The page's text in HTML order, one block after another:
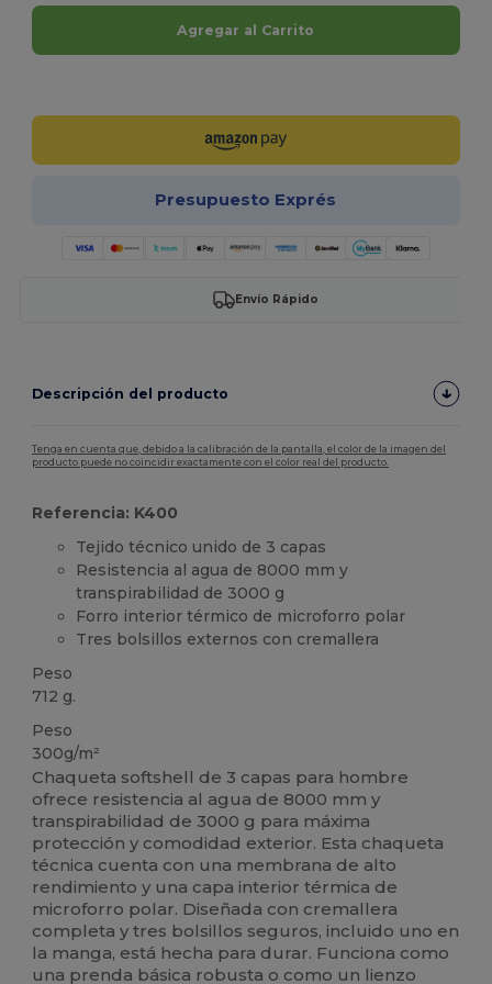
Agregar al Carrito
Presupuesto Exprés
Envío Rápido
Descripción del producto
Tenga en cuenta que, debido a la calibración de la pantalla, el color de la imagen del
producto puede no coincidir exactamente con el color real del producto.
Referencia: K400
Tejido técnico unido de 3 capas
Resistencia al agua de 8000 mm y
transpirabilidad de 3000 g
Forro interior térmico de microforro polar
Tres bolsillos externos con cremallera
Peso
712 g.
Peso
300g/m²
Chaqueta softshell de 3 capas para hombre
ofrece resistencia al agua de 8000 mm y
transpirabilidad de 3000 g para máxima
protección y comodidad exterior. Esta chaqueta
técnica cuenta con una membrana de alto
rendimiento y una capa interior térmica de
microforro polar. Diseñada con cremallera
completa y tres bolsillos seguros, incluido uno en
la manga, está hecha para durar. Funciona como
una prenda básica robusta o como un lienzo